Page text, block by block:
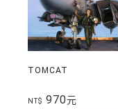
TOMCAT
NT$ 970元